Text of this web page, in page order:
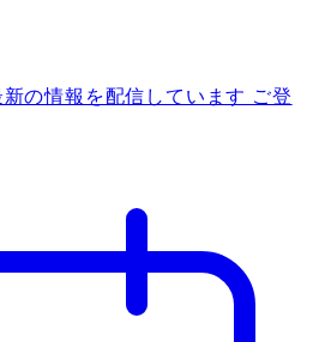
の情報を配信しています ご登